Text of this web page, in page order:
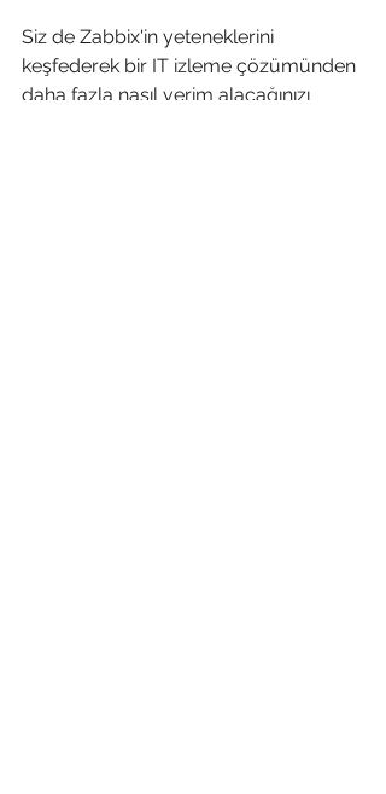
Siz de Zabbix'in yeteneklerini
keşfederek bir IT izleme çözümünden
daha fazla nasıl verim alacağınızı